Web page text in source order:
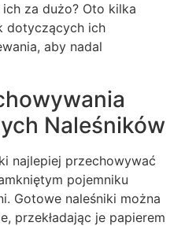
za dużo? Oto kilka
dotyczących ich
aby nadal
Naleśników
najlepiej przechowywać
pojemniku
Gotowe naleśniki można
przekładając je papierem